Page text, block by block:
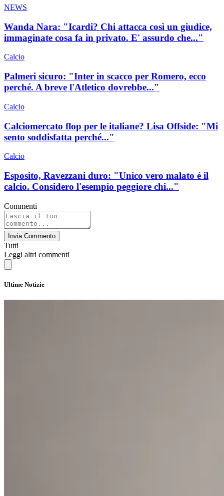
NEWS
Wanda Nara: "Icardi? Chi attacca così un giudice,
immaginate cosa fa in privato. E' assurdo che..."
Calcio
Palmeri sicuro: "Inter in scacco per Romero, ecco
perché. A breve l'Atletico dovrebbe..."
Calcio
Calciomercato flop per le italiane? Lisa Offside: "Mi
sento soddisfatta perché..."
Calcio
Esposito, Ravezzani duro: "Unico vero malato é il
calcio. Considero l'esempio peggiore chi..."
Commenti
Invia Commento
Tutti
Leggi altri commenti
Ultime Notizie